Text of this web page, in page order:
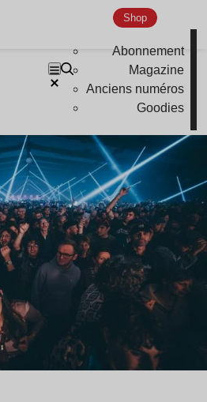
Shop
Abonnement
Magazine
Anciens numéros
Goodies